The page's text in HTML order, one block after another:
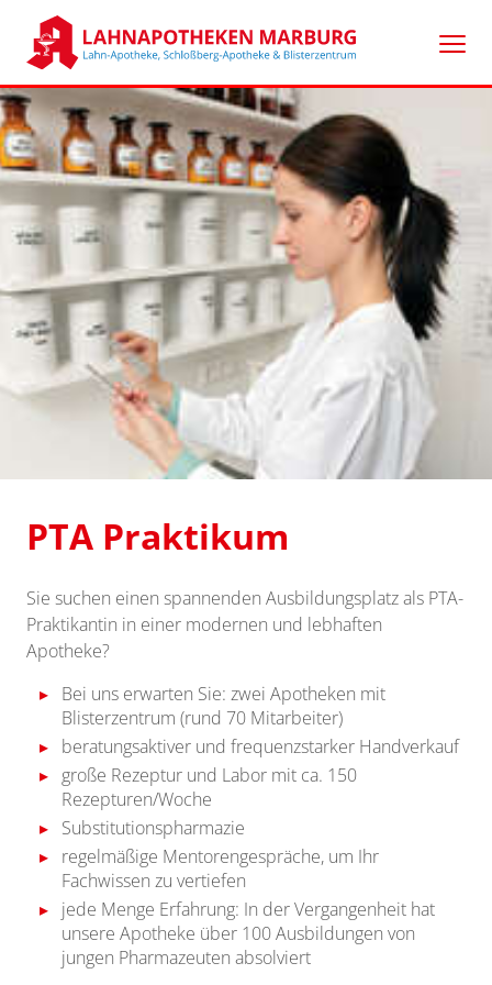
PTA Praktikum
Sie suchen einen spannenden Ausbildungsplatz als PTA-
Praktikantin in einer modernen und lebhaften
Apotheke?
Bei uns erwarten Sie: zwei Apotheken mit
Blisterzentrum (rund 70 Mitarbeiter)
beratungsaktiver und frequenzstarker Handverkauf
große Rezeptur und Labor mit ca. 150
Rezepturen/Woche
Substitutionspharmazie
regelmäßige Mentorengespräche, um Ihr
Fachwissen zu vertiefen
jede Menge Erfahrung: In der Vergangenheit hat
unsere Apotheke über 100 Ausbildungen von
jungen Pharmazeuten absolviert